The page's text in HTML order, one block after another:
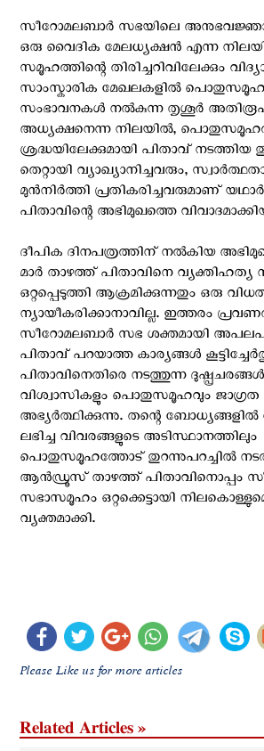
സീറോമലബാർ സഭയിലെ
ഒരു വൈദിക മേലധ്യക്ഷൻ എന്ന
സമൂഹത്തിന്റെ തിരിച്ചറിവിലേക്കും
സാംസ്കാരിക മേഖലകളിൽ
സംഭാവനകൾ നൽകുന്ന തൃശൂർ
അധ്യക്ഷനെന്ന നിലയിൽ,
ശ്രദ്ധയിലേക്കുമായി പിതാവ് നടത്തിയ
തെറ്റായി വ്യാഖ്യാനിച്ചവരും,
മുൻനിർത്തി പ്രതികരിച്ചവരുമാണ്
പിതാവിന്റെ അഭിമുഖത്തെ
ദീപിക ദിനപത്രത്തിന് നൽകിയ
മാർ താഴത്ത് പിതാവിനെ വ്യക്തിഹത്യ
ഒറ്റപ്പെടുത്തി ആക്രമിക്കുന്നതും ഒരു
ന്യായീകരിക്കാനാവില്ല. ഇത്തരം
സീറോമലബാർ സഭ ശക്തമായി
പിതാവ് പറയാത്ത കാര്യങ്ങൾ
പിതാവിനെതിരെ നടത്തുന്ന
വിശ്വാസികളും പൊതുസമൂഹവും
അഭ്യർത്ഥിക്കുന്നു. തന്റെ ബോധ്യങ്ങളിൽ
ലഭിച്ച വിവരങ്ങളുടെ അടിസ്ഥാനത്തിലും
പൊതുസമൂഹത്തോട് തുറന്നുപറച്ചിൽ
ആൻഡ്രൂസ് താഴത്ത് പിതാവിനൊപ്പം
സഭാസമൂഹം ഒറ്റക്കെട്ടായി
വ്യക്തമാക്കി.
Please Like us for more articles
Related Articles »